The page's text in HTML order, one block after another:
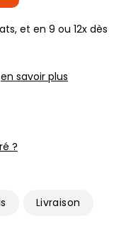
et en 9 ou 12x dès
en savoir plus
?
Livraison